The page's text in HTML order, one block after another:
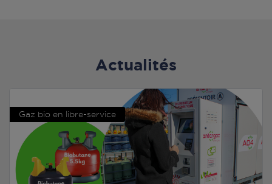
Actualités
Gaz bio en libre-service